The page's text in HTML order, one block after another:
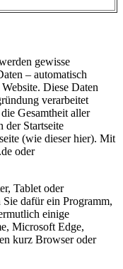
gewisse
– automatisch
Diese Daten
verarbeitet
Gesamtheit aller
der Startseite
(wie dieser hier). Mit
oder
Tablet oder
Sie dafür ein Programm,
einige
Microsoft Edge,
kurz Browser oder